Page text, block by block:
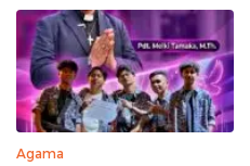
Agama